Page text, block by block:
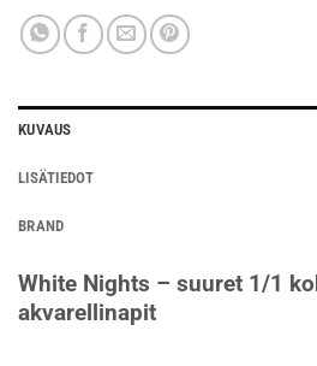
KUVAUS
LISÄTIEDOT
BRAND
White Nights – suuret 1/1
akvarellinapit